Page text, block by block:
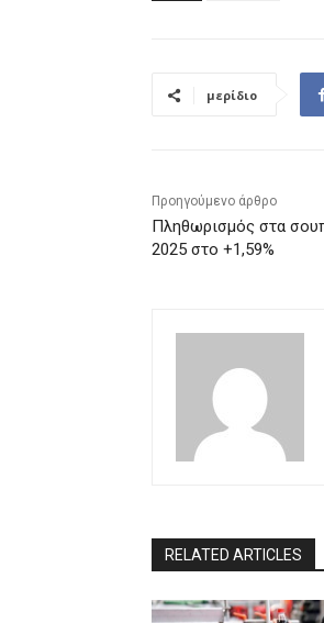
μερίδιο
Προηγούμενο άρθρο
Πληθωρισμός στα
2025 στο +1,59%
RELATED ARTICLES